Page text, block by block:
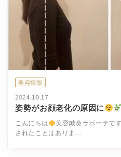
美容情報
2024.10.17
姿勢がお顔老化の原因に
こんにちは
美容鍼灸ラボーテで
されたことはありま…